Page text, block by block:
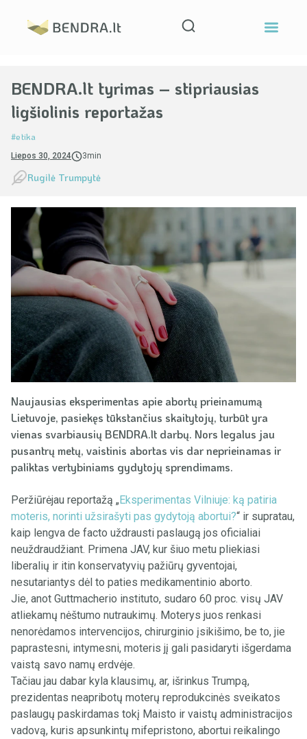
BENDRA.lt tyrimas – stipriausias
ligšiolinis reportažas
#etika
Liepos 30, 2024 3min
Rugilė Trumpytė
Naujausias eksperimentas apie abortų prieinamumą
Lietuvoje, pasiekęs tūkstančius skaitytojų, turbūt yra
vienas svarbiausių BENDRA.lt darbų. Nors legalus jau
pusantrų metų, vaistinis abortas vis dar neprieinamas ir
paliktas vertybiniams gydytojų sprendimams.
Peržiūrėjau reportažą „Eksperimentas Vilniuje: ką patiria
moteris, norinti užsirašyti pas gydytoją abortui?“ ir supratau,
kaip lengva de facto uždrausti paslaugą jos oficialiai
neuždraudžiant. Primena JAV, kur šiuo metu pliekiasi
liberalių ir itin konservatyvių pažiūrų gyventojai,
nesutariantys dėl to paties medikamentinio aborto.
Jie, anot Guttmacherio instituto, sudaro 60 proc. visų JAV
atliekamų nėštumo nutraukimų. Moterys juos renkasi
nenorėdamos intervencijos, chirurginio įsikišimo, be to, jie
paprastesni, intymesni, moteris jį gali pasidaryti išgerdama
vaistą savo namų erdvėje.
Tačiau jau dabar kyla klausimų, ar, išrinkus Trumpą,
prezidentas neapribotų moterų reprodukcinės sveikatos
paslaugų paskirdamas tokį Maisto ir vaistų administracijos
vadovą, kuris apsunkintų mifepristono, abortui reikalingo